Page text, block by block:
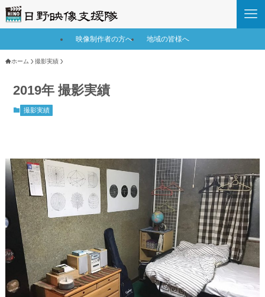
映像制作者の方へ 地域の皆様へ
ホーム 撮影実績
2019年 撮影実績
撮影実績